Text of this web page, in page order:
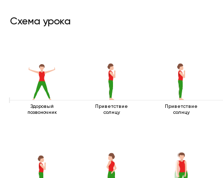
Схема урока
Здоровый
позвоночник
Приветствие
солнцу
Приветствие
солнцу